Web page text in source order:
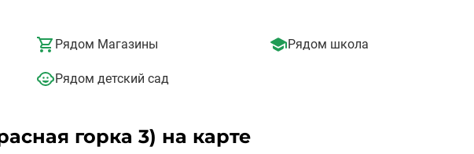
Рядом Магазины Рядом школа
Рядом детский сад
горка 3) на карте